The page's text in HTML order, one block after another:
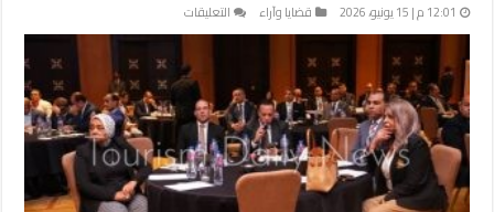
12:01 م | 15 يونيو، 2026 قضايا وآراء التعليقات
مصر
تُسرّع
تراخيص
عمل
الأجانب
بالقطاع
السياحي
كخطوة